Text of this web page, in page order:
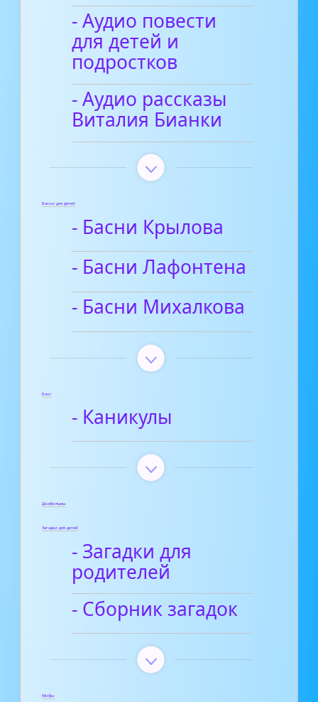
- Аудио повести
для детей и
подростков
- Аудио рассказы
Виталия Бианки
Басни для детей
- Басни Крылова
- Басни Лафонтена
- Басни Михалкова
Блог
- Каникулы
Диафильмы
Загадки для детей
- Загадки для
родителей
- Сборник загадок
Мифы